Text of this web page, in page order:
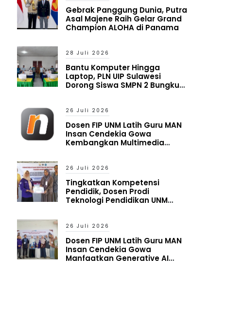
Gebrak Panggung Dunia, Putra
Asal Majene Raih Gelar Grand
Champion ALOHA di Panama
28 Juli 2026
Bantu Komputer Hingga
Laptop, PLN UIP Sulawesi
Dorong Siswa SMPN 2 Bungku
26 Juli 2026
Dosen FIP UNM Latih Guru MAN
Insan Cendekia Gowa
Kembangkan Multimedia
26 Juli 2026
Tingkatkan Kompetensi
Pendidik, Dosen Prodi
Teknologi Pendidikan UNM
AI
26 Juli 2026
Dosen FIP UNM Latih Guru MAN
Insan Cendekia Gowa
Manfaatkan Generative AI